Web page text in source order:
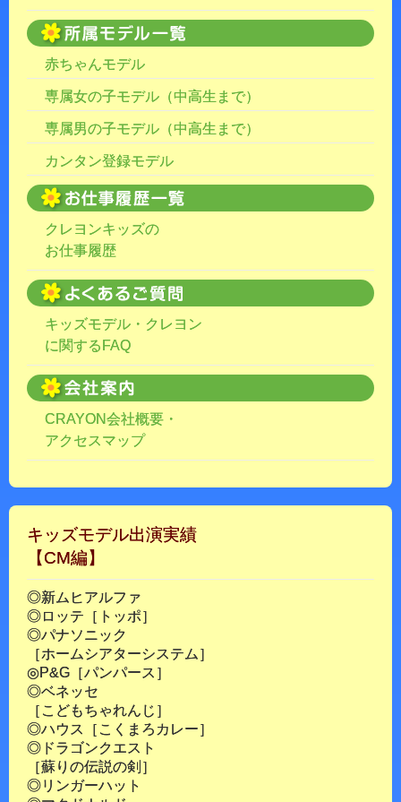
赤ちゃんモデル
専属女の子モデル（中高生まで）
専属男の子モデル（中高生まで）
カンタン登録モデル
クレヨンキッズの
お仕事履歴
キッズモデル・クレヨン
に関するFAQ
CRAYON会社概要・
アクセスマップ
キッズモデル出演実績
【CM編】
◎新ムヒアルファ
◎ロッテ［トッポ］
◎パナソニック
［ホームシアターシステム］
◎P&G［パンパース］
◎ベネッセ
［こどもちゃれんじ］
◎ハウス［こくまろカレー］
◎ドラゴンクエスト
［蘇りの伝説の剣］
◎リンガーハット